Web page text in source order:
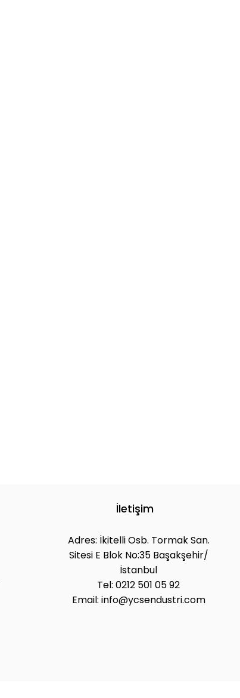
İletişim
Adres: İkitelli Osb. Tormak San.
Sitesi E Blok No:35 Başakşehir/
İstanbul
Tel: 0212 501 05 92
Email: info@ycsendustri.com